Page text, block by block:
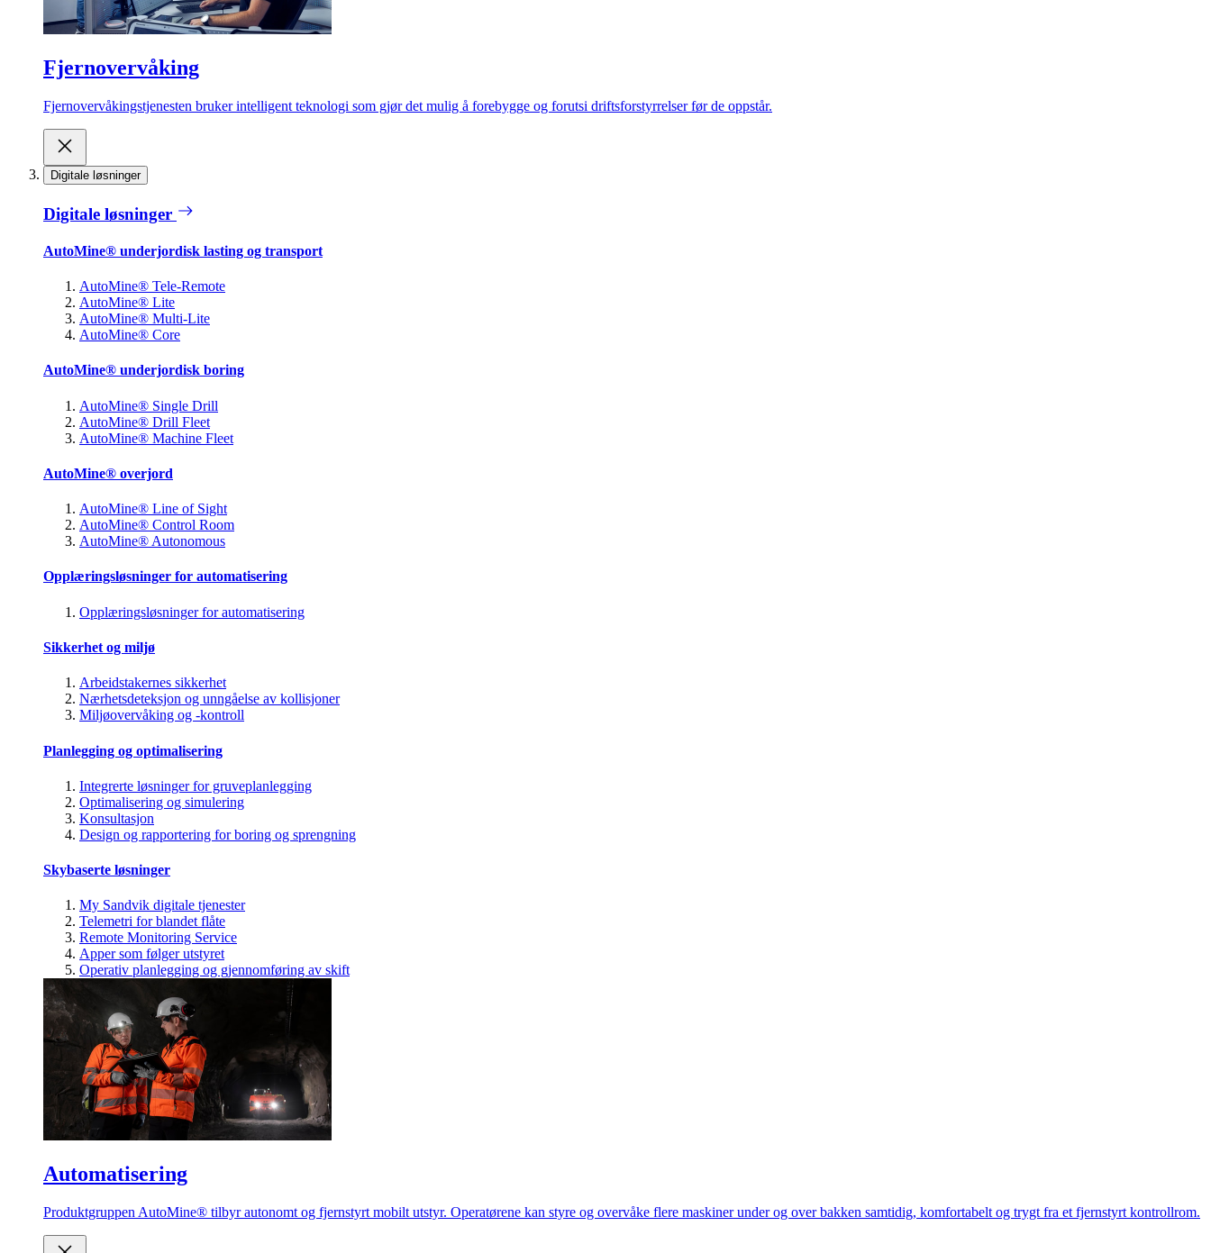
Fjernovervåking
Fjernovervåkingstjenesten bruker intelligent teknologi som gjør det mulig å forebygge og forutsi driftsforstyrrelser før de oppstår.
Digitale løsninger
Digitale løsninger
AutoMine® underjordisk lasting og transport
AutoMine® Tele-Remote
AutoMine® Lite
AutoMine® Multi-Lite
AutoMine® Core
AutoMine® underjordisk boring
AutoMine® Single Drill
AutoMine® Drill Fleet
AutoMine® Machine Fleet
AutoMine® overjord
AutoMine® Line of Sight
AutoMine® Control Room
AutoMine® Autonomous
Opplæringsløsninger for automatisering
Opplæringsløsninger for automatisering
Sikkerhet og miljø
Arbeidstakernes sikkerhet
Nærhetsdeteksjon og unngåelse av kollisjoner
Miljøovervåking og -kontroll
Planlegging og optimalisering
Integrerte løsninger for gruveplanlegging
Optimalisering og simulering
Konsultasjon
Design og rapportering for boring og sprengning
Skybaserte løsninger
My Sandvik digitale tjenester
Telemetri for blandet flåte
Remote Monitoring Service
Apper som følger utstyret
Operativ planlegging og gjennomføring av skift
Automatisering
Produktgruppen AutoMine® tilbyr autonomt og fjernstyrt mobilt utstyr. Operatørene kan styre og overvåke flere maskiner under og over bakken samtidig, komfortabelt og trygt fra et fjernstyrt kontrollrom.